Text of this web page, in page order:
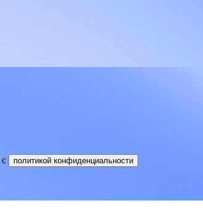
c
политикой конфиденциальности